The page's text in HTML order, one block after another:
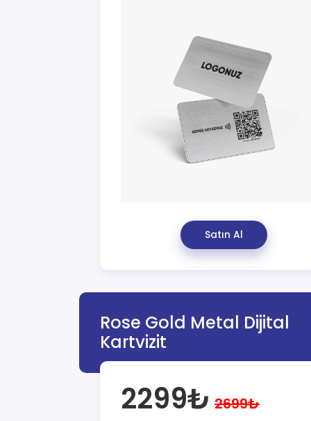
Satın Al
Rose Gold Metal Dijital
Kartvizit
2299₺ 2699₺